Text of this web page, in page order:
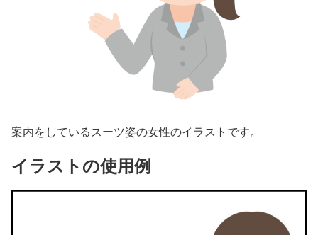
案内をしているスーツ姿の女性のイラストです。
イラストの使用例